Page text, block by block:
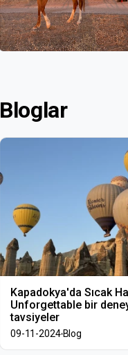
Bloglar
Kapadokya'da Sıcak
Unforgettable bir
tavsiyeler
09-11-2024Blog